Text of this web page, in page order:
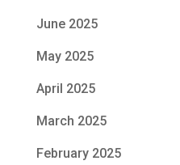
June 2025
May 2025
April 2025
March 2025
February 2025